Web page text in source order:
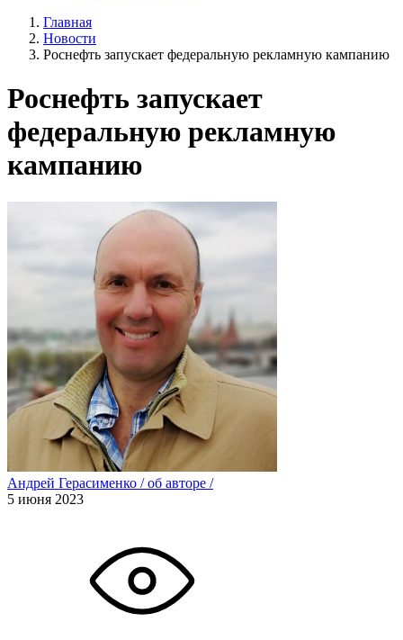
Главная
Новости
Роснефть запускает федеральную рекламную кампанию
Роснефть запускает
федеральную рекламную
кампанию
Андрей Герасименко /об авторе /
5 июня 2023